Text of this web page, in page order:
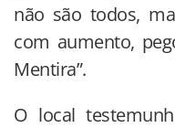
não são todos,
com aumento,
Mentira”.
O local